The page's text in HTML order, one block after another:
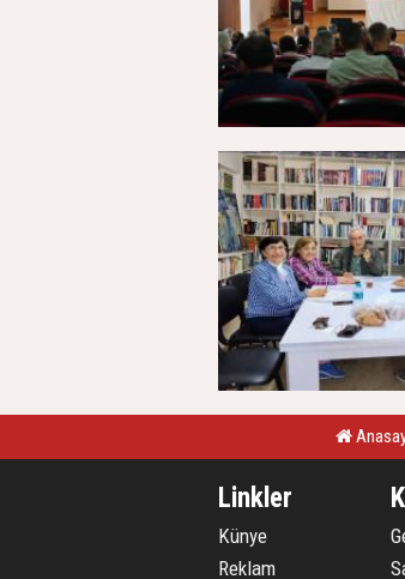
Linkler
Künye
Reklam